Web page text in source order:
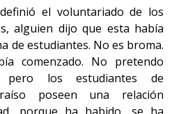
el voluntariado de los
alguien dijo que esta había
de estudiantes. No es broma.
comenzado. No pretendo
pero los estudiantes de
poseen una relación